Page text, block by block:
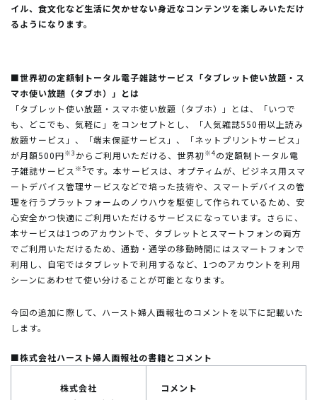
イル、食文化など生活に欠かせない身近なコンテンツを楽しみいただけ
るようになります。
■世界初の定額制トータル電子雑誌サービス「タブレット使い放題・ス
マホ使い放題（タブホ）」とは
「タブレット使い放題・スマホ使い放題（タブホ）」とは、「いつで
も、どこでも、気軽に」をコンセプトとし、「人気雑誌550冊以上読み
放題サービス」、「端末保証サービス」、「ネットプリントサービス」
が月額500円※3 からご利用いただける、世界初※4の定額制トータル電
子雑誌サービス ※5です。本サービスは、オプティムが、ビジネス用スマ
ートデバイス管理サービスなどで培った技術や、スマートデバイスの管
理を行うプラットフォームのノウハウを駆使して作られているため、安
心安全かつ快適にご利用いただけるサービスになっています。さらに、
本サービスは1つのアカウントで、タブレットとスマートフォンの両方
でご利用いただけるため、通勤・通学の移動時間にはスマートフォンで
利用し、自宅ではタブレットで利用するなど、1つのアカウントを利用
シーンにあわせて使い分けることが可能となります。
今回の追加に際して、ハースト婦人画報社のコメントを以下に記載いた
します。
■株式会社ハースト婦人画報社の書籍とコメント
株式会社
コメント